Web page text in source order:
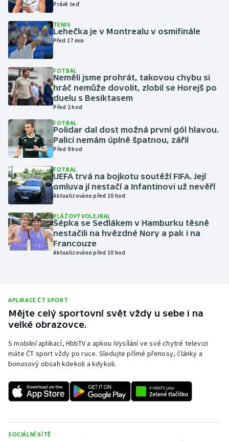
Házená
Jezdectví
Judo
Krasobruslení
Lyže a snowboard
Moderní pětiboj
Motorsport
Parasport
Rychlostní kanoistika
Short track
Stolní tenis
Právě teď
TENIS
Lehečka je v Montrealu v osmifinále
Před 17 min
FOTBAL
Neměli jsme prohrát, takovou chybu si
hráč nemůže dovolit, zlobil se Horejš po
duelu s Besiktasem
Před 2 hod
FOTBAL
Polidar dal dost možná první gól hlavou.
Palici nemám úplně špatnou, zářil
Před 9 hod
FOTBAL
UEFA trvá na bojkotu soutěží FIFA. Její
omluva jí nestačí a Infantinovi už nevěří
Aktualizováno před 10 hod
PLÁŽOVÝ VOLEJBAL
Šépka se Sedlákem v Hamburku těsně
nestačili na hvězdné Nory a pak i na
Francouze
Aktualizováno před 10 hod
APLIKACE ČT SPORT
Mějte celý sportovní svět vždy u sebe i na
velké obrazovce.
S mobilní aplikací, HbbTV a apkou iVysílání ve své chytré televizi
máte ČT sport vždy po ruce. Sledujte přímé přenosy, články a
bonusový obsah kdekoli a kdykoli.
SOCIÁLNÍ SÍTĚ